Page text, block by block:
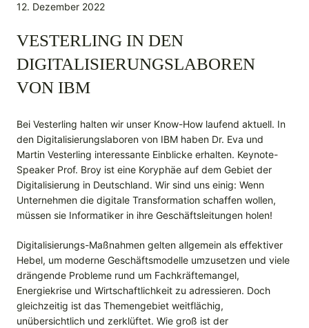
12. Dezember 2022
VESTERLING IN DEN
DIGITALISIERUNGSLABOREN
VON IBM
Bei Vesterling halten wir unser Know-How laufend aktuell. In
den Digitalisierungslaboren von IBM haben Dr. Eva und
Martin Vesterling interessante Einblicke erhalten. Keynote-
Speaker Prof. Broy ist eine Koryphäe auf dem Gebiet der
Digitalisierung in Deutschland. Wir sind uns einig: Wenn
Unternehmen die digitale Transformation schaffen wollen,
müssen sie Informatiker in ihre Geschäftsleitungen holen!
Digitalisierungs-Maßnahmen gelten allgemein als effektiver
Hebel, um moderne Geschäftsmodelle umzusetzen und viele
drängende Probleme rund um Fachkräftemangel,
Energiekrise und Wirtschaftlichkeit zu adressieren. Doch
gleichzeitig ist das Themengebiet weitflächig,
unübersichtlich und zerklüftet. Wie groß ist der